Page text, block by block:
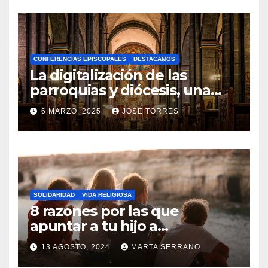
H
A
Y
C
O
M
N
T
A
R
I
O
S
CONFERENCIAS EPISCOPALES DESTACAMOS
La digitalización de las
parroquias y diócesis, una
realidad ya para el futuro de
la Iglesia
6 MARZO, 2025 JOSE TORRES
N
H
A
Y
SOLIDARIDAD VIDA RELIGIOSA
8 razones por las que
apuntar a tu hijo a
Catequesis
13 AGOSTO, 2024 MARTA SERRANO